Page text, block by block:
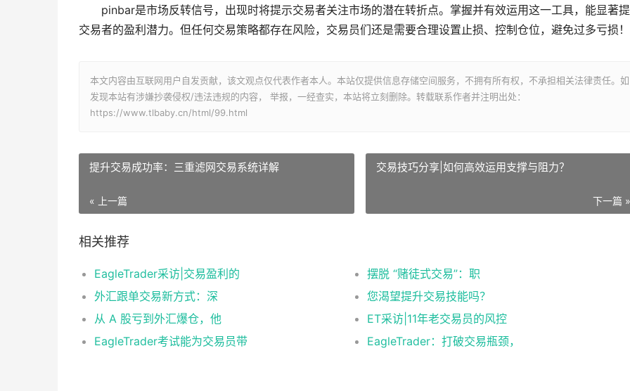
pinbar是市场反转信号，出现时将提示交易者关注市场的潜在转折点。掌握并有效运用这一工具，能显著
交易者的盈利潜力。但任何交易策略都存在风险，交易员们还是需要合理设置止损、控制仓位，避免过多亏损！
本文内容由互联网用户自发贡献，该文观点仅代表作者本人。本站仅提供信息存储空间服务，不拥有所有权，不承担相关法律责任。如
发现本站有涉嫌抄袭侵权/违法违规的内容， 举报，一经查实，本站将立刻删除。转载联系作者并注明出处：
https://www.tlbaby.cn/html/99.html
​提升交易成功率：三重滤网交易系统详解
« 上一篇
​交易技巧分享|如何高效运用支撑与阻力？
下一篇 »
相关推荐
EagleTrader采访|交易盈利的
摆脱 “赌徒式交易”：职
外汇跟单交易新方式：深
您渴望提升交易技能吗？
从 A 股亏到外汇爆仓，他
ET采访|11年老交易员的风控
EagleTrader考试能为交易员带
EagleTrader：打破交易瓶颈，